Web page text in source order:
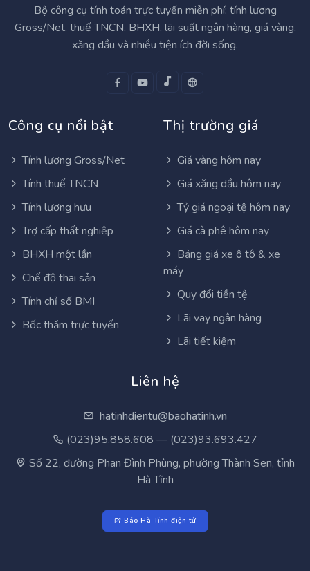
Bộ công cụ tính toán trực tuyến miễn phí: tính lương
Gross/Net, thuế TNCN, BHXH, lãi suất ngân hàng, giá vàng,
xăng dầu và nhiều tiện ích đời sống.
Công cụ nổi bật
Tính lương Gross/Net
Tính thuế TNCN
Tính lương hưu
Trợ cấp thất nghiệp
BHXH một lần
Chế độ thai sản
Tính chỉ số BMI
Bốc thăm trực tuyến
Thị trường giá
Giá vàng hôm nay
Giá xăng dầu hôm nay
Tỷ giá ngoại tệ hôm nay
Giá cà phê hôm nay
Bảng giá xe ô tô & xe
máy
Quy đổi tiền tệ
Lãi vay ngân hàng
Lãi tiết kiệm
Liên hệ
hatinhdientu@baohatinh.vn
(023)95.858.608 — (023)93.693.427
Số 22, đường Phan Đình Phùng, phường Thành Sen, tỉnh
Hà Tĩnh
Báo Hà Tĩnh điện tử